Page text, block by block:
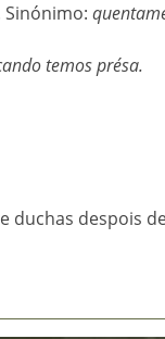
temos présa.
duchas despois